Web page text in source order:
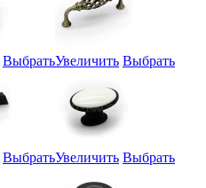
ВыбратьУвеличить Выбрать
ВыбратьУвеличить Выбрать